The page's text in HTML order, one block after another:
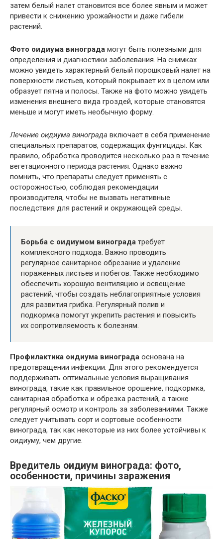
затем белый налет становится все более явным и может
привести к снижению урожайности и даже гибели
растений.
Фото оидиума винограда могут быть полезными для
определения и диагностики заболевания. На снимках
можно увидеть характерный белый порошковый налет на
поверхности листьев, который покрывает их в целом или
образует пятна и полосы. Также на фото можно увидеть
изменения внешнего вида гроздей, которые становятся
меньше и могут иметь необычную форму.
Лечение оидиума винограда включает в себя применение
специальных препаратов, содержащих фунгициды. Как
правило, обработка проводится несколько раз в течение
вегетационного периода растения. Однако важно
помнить, что препараты следует применять с
осторожностью, соблюдая рекомендации
производителя, чтобы не вызвать негативные
последствия для растений и окружающей среды.
Борьба с оидиумом винограда требует
комплексного подхода. Важно проводить
регулярное санитарное обрезание и удаление
пораженных листьев и побегов. Также необходимо
обеспечить хорошую вентиляцию и освещение
растений, чтобы создать неблагоприятные условия
для развития грибка. Регулярный полив и
подкормка помогут укрепить растения и повысить
их сопротивляемость к болезням.
Профилактика оидиума винограда основана на
предотвращении инфекции. Для этого рекомендуется
поддерживать оптимальные условия выращивания
винограда, такие как правильное орошение, подкормка,
санитарная обработка и обрезка растений, а также
регулярный осмотр и контроль за заболеваниями. Также
следует учитывать сорт и сортовые особенности
винограда, так как некоторые из них более устойчивы к
оидиуму, чем другие.
Вредитель оидиум винограда: фото,
особенности, причины заражения